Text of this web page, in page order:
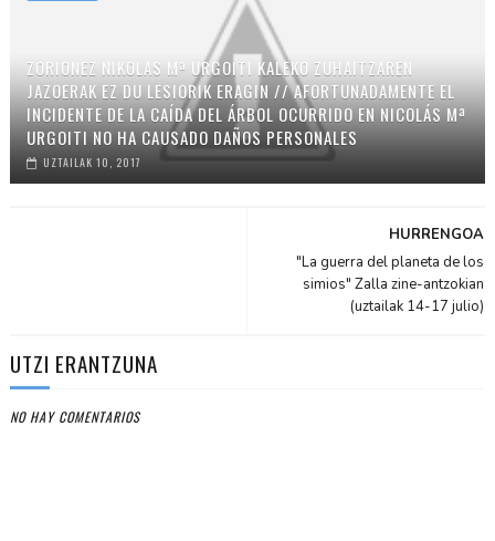
ZORIONEZ NIKOLAS Mª URGOITI KALEKO ZUHAITZAREN
JAZOERAK EZ DU LESIORIK ERAGIN // AFORTUNADAMENTE EL
INCIDENTE DE LA CAÍDA DEL ÁRBOL OCURRIDO EN NICOLÁS Mª
URGOITI NO HA CAUSADO DAÑOS PERSONALES
UZTAILAK 10, 2017
HURRENGOA
"La guerra del planeta de los
simios" Zalla zine-antzokian
(uztailak 14-17 julio)
UTZI ERANTZUNA
NO HAY COMENTARIOS